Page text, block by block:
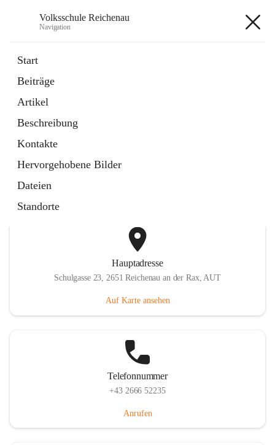
Volksschule Reichenau
Navigation
Start
Beiträge
Artikel
Beschreibung
Kontakte
Hervorgehobene Bilder
Dateien
Standorte
Externe Webseite
in
Tab
Toni Klix Maustraining
Externe Webseite
öffnet
in
neuem
Tab
Hauptadresse
Schulgasse 23, 2651 Reichenau an der Rax, AUT
Auf Karte ansehen
Telefonnummer
+43 2666 52235
Anrufen